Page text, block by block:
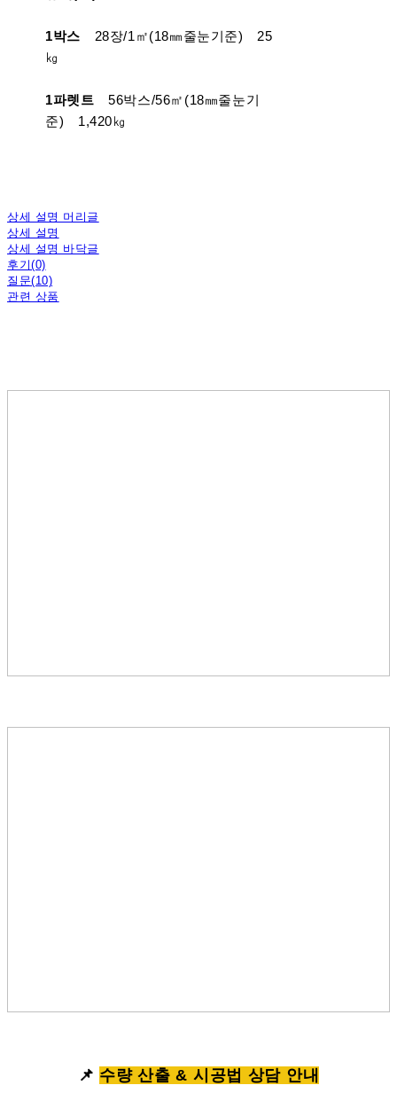
1박스
28장/1㎡(18㎜줄눈기준) 25
㎏
1파렛트
56박스/56㎡(18㎜줄눈기
준) 1,420㎏
상세 설명 머리글
상세 설명
상세 설명 바닥글
후기(0)
질문(10)
관련 상품
📌 수량 산출 & 시공법 상담 안내